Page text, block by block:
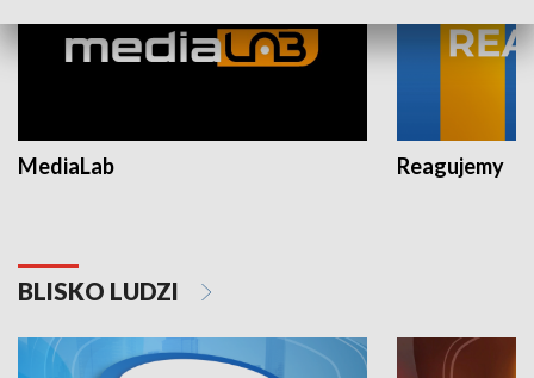
MediaLab Reagujemy
BLISKO LUDZI